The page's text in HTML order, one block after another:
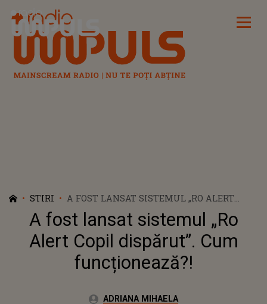
Radio Impuls
STIRI
A FOST LANSAT SISTEMUL „RO ALERT
COPIL DISPĂRUT”. CUM FUNCȚIONEAZĂ?!
A fost lansat sistemul „Ro
Alert Copil dispărut”. Cum
funcționează?!
Autor:ADRIANA MIHAELA